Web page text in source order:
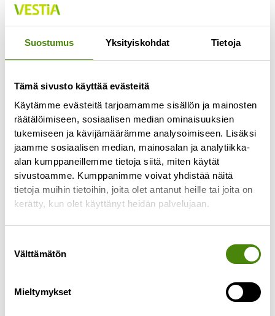
Suostumus Yksityiskohdat Tietoja
Tämä sivusto käyttää evästeitä
Käytämme evästeitä tarjoamamme sisällön ja mainosten
räätälöimiseen, sosiaalisen median ominaisuuksien
tukemiseen ja kävijämäärämme analysoimiseen. Lisäksi
jaamme sosiaalisen median, mainosalan ja analytiikka-
alan kumppaneillemme tietoja siitä, miten käytät
sivustoamme. Kumppanimme voivat yhdistää näitä
tietoja muihin tietoihin, joita olet antanut heille tai joita on
kerätty, kun olet käyttänyt heidän palvelujaan.
valinta
Välttämätön
Mieltymykset
Kuolinpesän tyhjentäminen
4.9.2025
Kuolinpesän tyhjentäminen ja tavaroiden
perikunta tyhjentää kuolinpesän. Tavaroiden